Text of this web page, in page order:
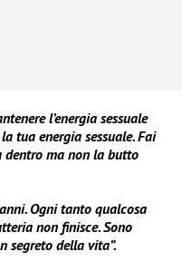
l’energia sessuale
tua energia sessuale. Fai
dentro ma non la butto
Ogni tanto qualcosa
non finisce. Sono
segreto della vita”.